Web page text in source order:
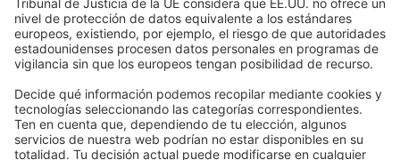
Productos a medida
Producimos exactamente según tus necesidades.